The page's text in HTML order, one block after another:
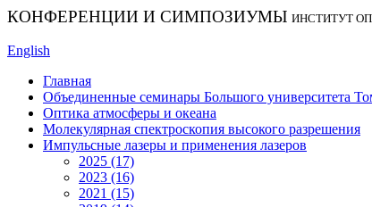
КОНФЕРЕНЦИИ И СИМПОЗИУМЫ ИНСТИТУТ
English
Главная
Объединенные семинары Большого университета
Оптика атмосферы и океана
Молекулярная спектроскопия высокого разрешения
Импульсные лазеры и применения лазеров
2025 (17)
2023 (16)
2021 (15)